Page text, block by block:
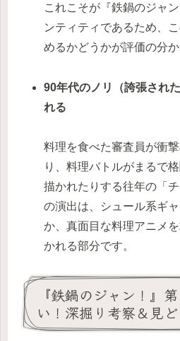
これこそが『鉄鍋のジャ
ンティティであるため、
めるかどうかが評価の分か
90年代のノリ（誇張され
れる
料理を食べた審査員が衝
り、料理バトルがまるで
描かれたりする往年の「
の演出は、シュール系ギ
か、真面目な料理アニメ
かれる部分です。
『鉄鍋のジャン！』
い！深掘り考察＆見